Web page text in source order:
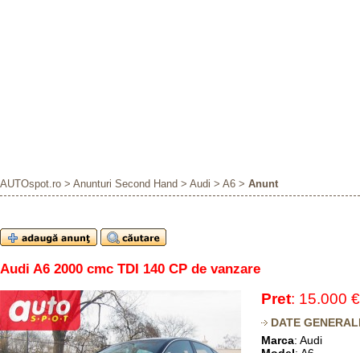
AUTOspot.ro > Anunturi Second Hand > Audi > A6 > Anunt
Audi A6 2000 cmc TDI 140 CP de vanzare
Pret: 15.000 €
DATE
Marca: Audi